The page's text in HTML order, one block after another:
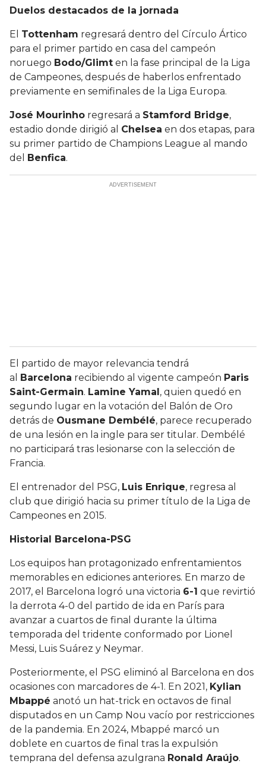
Duelos destacados de la jornada
El Tottenham regresará dentro del Círculo Ártico
para el primer partido en casa del campeón
noruego Bodo/Glimt en la fase principal de la Liga
de Campeones, después de haberlos enfrentado
previamente en semifinales de la Liga Europa.
José Mourinho regresará a Stamford Bridge,
estadio donde dirigió al Chelsea en dos etapas, para
su primer partido de Champions League al mando
del Benfica.
El partido de mayor relevancia tendrá
al Barcelona recibiendo al vigente campeón Paris
Saint-Germain. Lamine Yamal, quien quedó en
segundo lugar en la votación del Balón de Oro
detrás de Ousmane Dembélé, parece recuperado
de una lesión en la ingle para ser titular. Dembélé
no participará tras lesionarse con la selección de
Francia.
El entrenador del PSG, Luis Enrique, regresa al
club que dirigió hacia su primer título de la Liga de
Campeones en 2015.
Historial Barcelona-PSG
Los equipos han protagonizado enfrentamientos
memorables en ediciones anteriores. En marzo de
2017, el Barcelona logró una victoria 6-1 que revirtió
la derrota 4-0 del partido de ida en París para
avanzar a cuartos de final durante la última
temporada del tridente conformado por Lionel
Messi, Luis Suárez y Neymar.
Posteriormente, el PSG eliminó al Barcelona en dos
ocasiones con marcadores de 4-1. En 2021, Kylian
Mbappé anotó un hat-trick en octavos de final
disputados en un Camp Nou vacío por restricciones
de la pandemia. En 2024, Mbappé marcó un
doblete en cuartos de final tras la expulsión
temprana del defensa azulgrana Ronald Araújo.